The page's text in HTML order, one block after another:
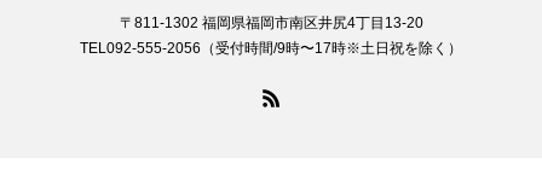
〒811-1302 福岡県福岡市南区井尻4丁目13-20
TEL092-555-2056（受付時間/9時〜17時※土日祝を除く）